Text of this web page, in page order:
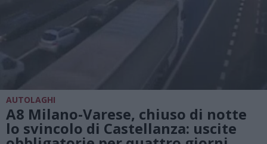
AUTOLAGHI
A8 Milano-Varese, chiuso di notte
lo svincolo di Castellanza: uscite